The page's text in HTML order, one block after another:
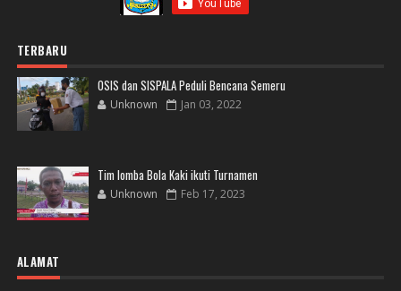
TERBARU
OSIS dan SISPALA Peduli Bencana Semeru
Unknown Jan 03, 2022
Tim lomba Bola Kaki ikuti Turnamen
Unknown Feb 17, 2023
ALAMAT